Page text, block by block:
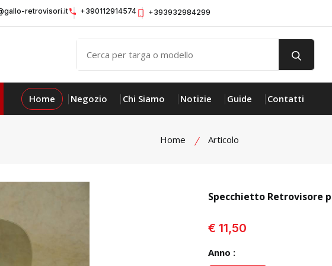
retrovisori.it +390112914574 +393932984299
Home Negozio Chi Siamo Notizie Guide Contatti
Home Articolo
Specchietto Retrovisore
€ 11,50
Anno :